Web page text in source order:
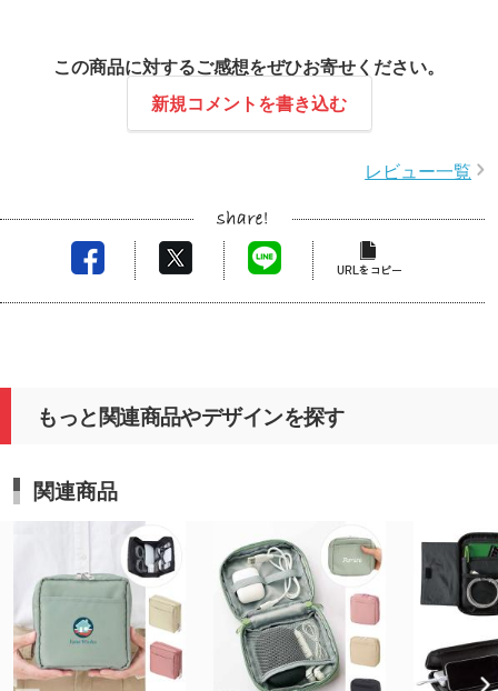
この商品に対するご感想をぜひお寄せください。
新規コメントを書き込む
レビュー一覧
もっと関連商品やデザインを探す
関連商品